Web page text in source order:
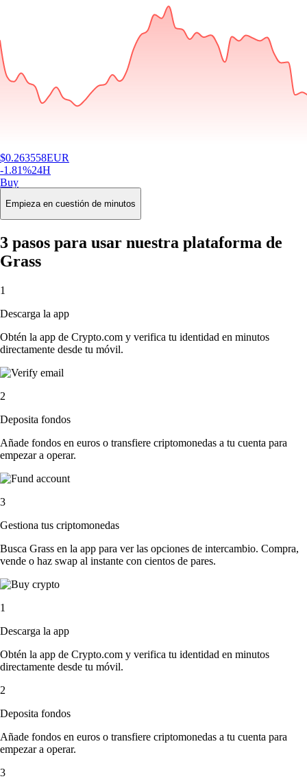
$0.263558EUR
-1.81%24H
Buy
Empieza en cuestión de minutos
3 pasos para usar nuestra plataforma de
Grass
1
Descarga la app
Obtén la app de Crypto.com y verifica tu identidad en minutos
directamente desde tu móvil.
2
Deposita fondos
Añade fondos en euros o transfiere criptomonedas a tu cuenta para
empezar a operar.
3
Gestiona tus criptomonedas
Busca Grass en la app para ver las opciones de intercambio. Compra,
vende o haz swap al instante con cientos de pares.
1
Descarga la app
Obtén la app de Crypto.com y verifica tu identidad en minutos
directamente desde tu móvil.
2
Deposita fondos
Añade fondos en euros o transfiere criptomonedas a tu cuenta para
empezar a operar.
3